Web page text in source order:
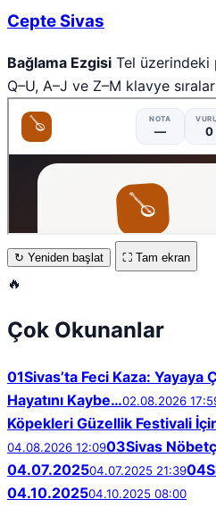
Cepte Sivas
Bağlama Ezgisi Tel üzerindeki
Q–U, A–J ve Z–M klavye
↻ Yeniden başlat ⛶ Tam ekran
🔥
Çok Okunanlar
01Sivas’ta Feci Kaza:
Hayatını Kaybe…02.08.2026
Köpekleri Güzellik Festivali
04.08.2026 12:0903Sivas
04.07.202504.07.2025 21:3904
04.10.202504.10.2025 08:00